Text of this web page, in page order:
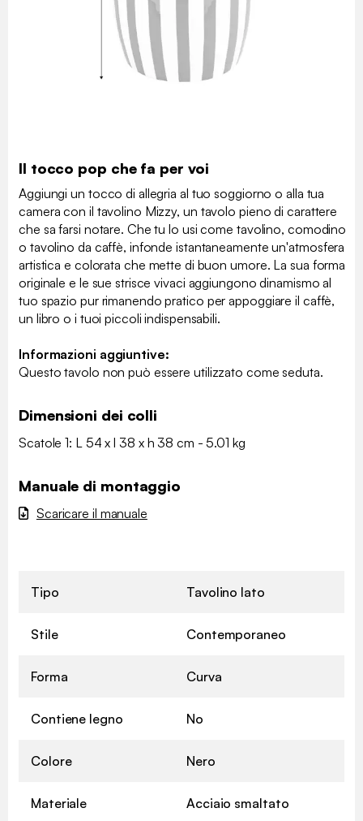
Il tocco pop che fa per voi
Aggiungi un tocco di allegria al tuo soggiorno o alla tua
camera con il tavolino Mizzy, un tavolo pieno di carattere
che sa farsi notare. Che tu lo usi come tavolino, comodino
o tavolino da caffè, infonde istantaneamente un'atmosfera
artistica e colorata che mette di buon umore. La sua forma
originale e le sue strisce vivaci aggiungono dinamismo al
tuo spazio pur rimanendo pratico per appoggiare il caffè,
un libro o i tuoi piccoli indispensabili.
Informazioni aggiuntive:
Questo tavolo non può essere utilizzato come seduta.
Dimensioni dei colli
Scatole 1: L 54 x l 38 x h 38 cm - 5.01 kg
Manuale di montaggio
Scaricare il manuale
Tipo Tavolino lato
Stile Contemporaneo
Forma Curva
Contiene legno No
Colore Nero
Materiale Acciaio smaltato